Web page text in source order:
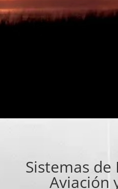
Sistemas de
Aviación